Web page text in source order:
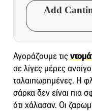
Add
Αγοράζουμε τις
σε λίγες μέρες
ταλαιπωρημένες. Η
σάρκα δεν είναι πια
ότι χάλασαν. Οι